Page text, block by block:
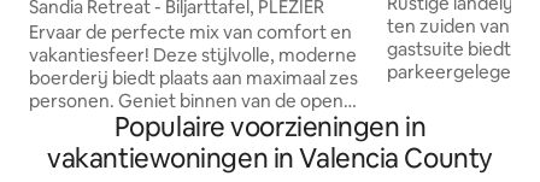
Sandia Retreat - Biljarttafel, PLEZIER
Ervaar de perfecte mix van comfort en
vakantiesfeer! Deze stijlvolle, moderne
boerderij biedt plaats aan maximaal zes
personen. Geniet binnen van de open
indeling, speel op de biljarttafel en in de
arcades of stream Netflix. Ontspan
buiten in de grote grasrijke tuin of speel
ten zuiden van
gastsuite biedt
Slaapkamer,
badkamer zijn
ruimte. De
Populaire voorzieningen in
vakantiewoningen in Valencia County